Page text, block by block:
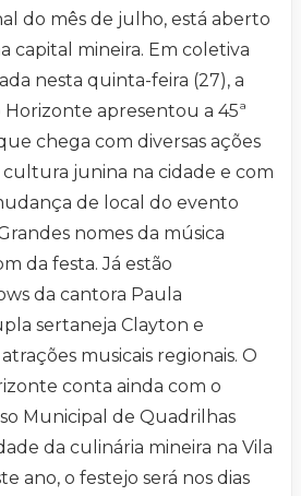
do mês de julho, está aberto
capital mineira. Em coletiva
nesta quinta-feira (27), a
apresentou a 45ª
chega com diversas ações
junina na cidade e com
de local do evento
nomes da música
da festa. Já estão
da cantora Paula
sertaneja Clayton e
musicais regionais. O
conta ainda com o
Municipal de Quadrilhas
da culinária mineira na Vila
ano, o festejo será nos dias